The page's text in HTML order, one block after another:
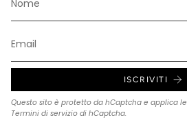
ISCRIVITI
Questo sito è protetto da hCaptcha e applica le
Termini di servizio di hCaptcha.